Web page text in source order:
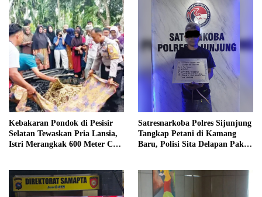
Kebakaran Pondok di Pesisir
Selatan Tewaskan Pria Lansia,
Istri Merangkak 600 Meter Cari
Satresnarkoba Polres Sijunjung
Tangkap Petani di Kamang
Baru, Polisi Sita Delapan Paket